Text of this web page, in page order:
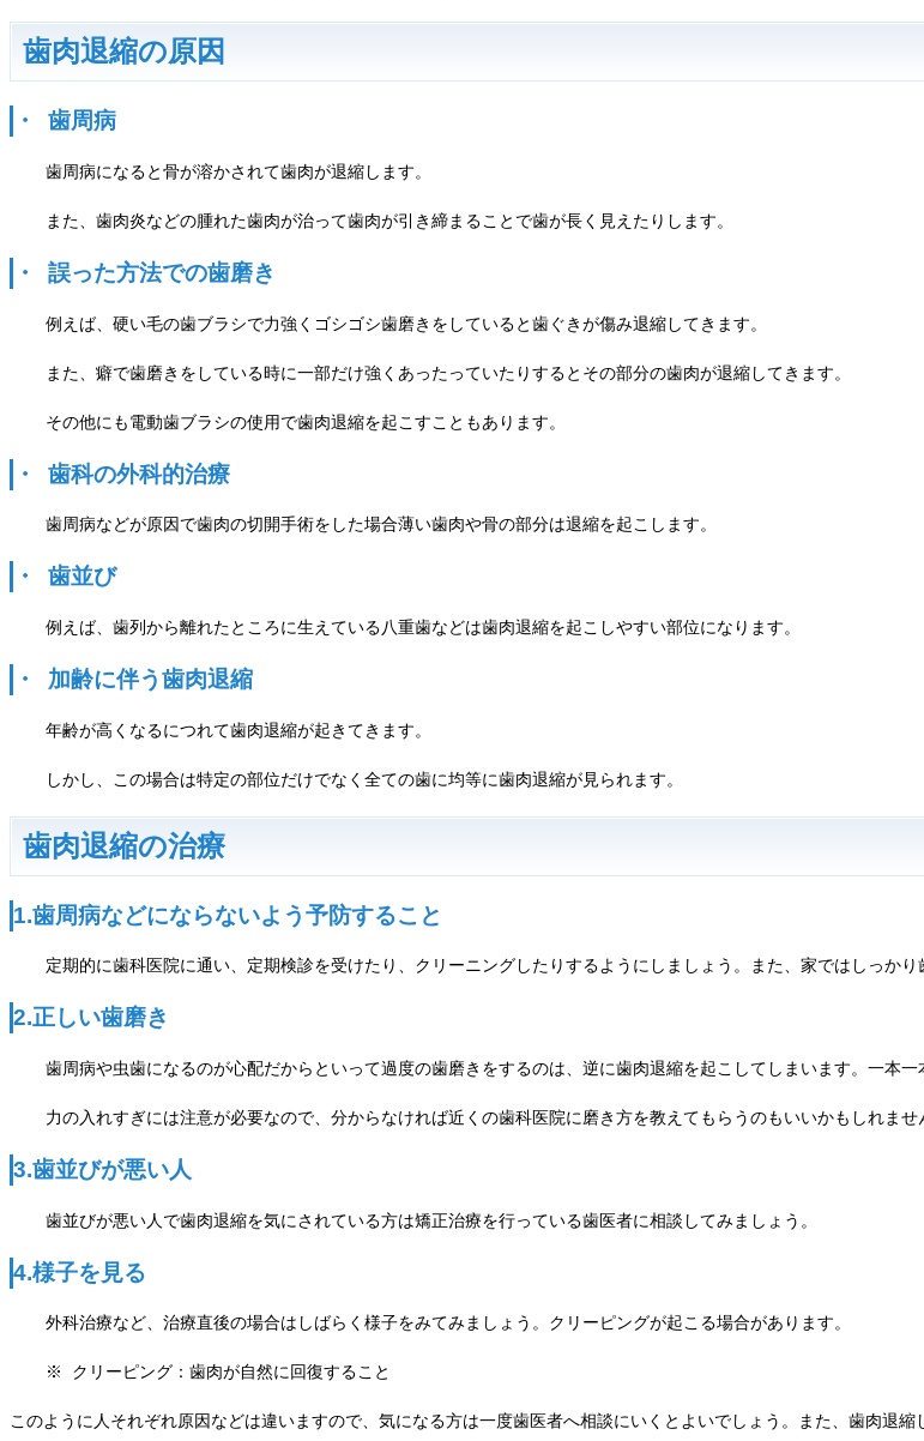
歯肉退縮の原因
・ 歯周病
歯周病になると骨が溶かされて歯肉が退縮します。
また、歯肉炎などの腫れた歯肉が治って歯肉が引き締まることで歯が長く見えたりします。
・ 誤った方法での歯磨き
例えば、硬い毛の歯ブラシで力強くゴシゴシ歯磨きをしていると歯ぐきが傷み退縮してきます。
また、癖で歯磨きをしている時に一部だけ強くあったっていたりするとその部分の歯肉が退縮してきます。
その他にも電動歯ブラシの使用で歯肉退縮を起こすこともあります。
・ 歯科の外科的治療
歯周病などが原因で歯肉の切開手術をした場合薄い歯肉や骨の部分は退縮を起こします。
・ 歯並び
例えば、歯列から離れたところに生えている八重歯などは歯肉退縮を起こしやすい部位になります。
・ 加齢に伴う歯肉退縮
年齢が高くなるにつれて歯肉退縮が起きてきます。
しかし、この場合は特定の部位だけでなく全ての歯に均等に歯肉退縮が見られます。
歯肉退縮の治療
1.歯周病などにならないよう予防すること
定期的に歯科医院に通い、定期検診を受けたり、クリーニングしたりするようにしましょう。また、家ではしっかり
2.正しい歯磨き
歯周病や虫歯になるのが心配だからといって過度の歯磨きをするのは、逆に歯肉退縮を起こしてしまいます。一本
力の入れすぎには注意が必要なので、分からなければ近くの歯科医院に磨き方を教えてもらうのもいいかもしれませ
3.歯並びが悪い人
歯並びが悪い人で歯肉退縮を気にされている方は矯正治療を行っている歯医者に相談してみましょう。
4.様子を見る
外科治療など、治療直後の場合はしばらく様子をみてみましょう。クリーピングが起こる場合があります。
※ クリーピング：歯肉が自然に回復すること
このように人それぞれ原因などは違いますので、気になる方は一度歯医者へ相談にいくとよいでしょう。 また、歯肉退縮